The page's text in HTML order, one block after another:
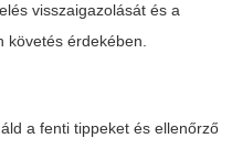
visszaigazolását és a
követés érdekében.
a fenti tippeket és ellenőrző